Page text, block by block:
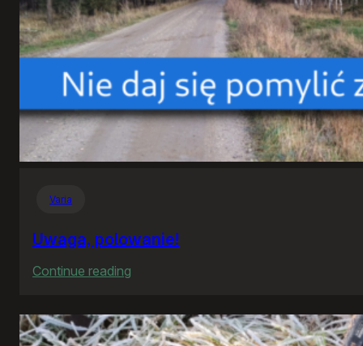
Varia
Uwaga, polowanie!
Continue reading
polowanie!